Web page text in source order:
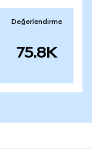
Değerlendirme
75.8K